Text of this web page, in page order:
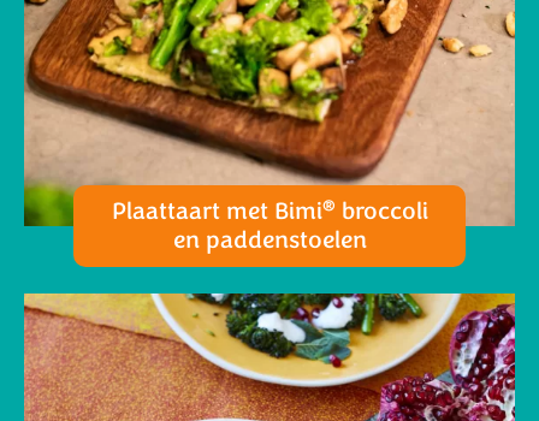
Plaattaart met Bimi® broccoli
en paddenstoelen